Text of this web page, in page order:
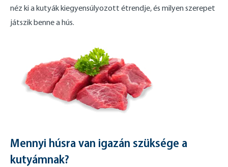
néz ki a kutyák kiegyensúlyozott étrendje, és milyen szerepet
játszik benne a hús.
Mennyi húsra van igazán szüksége a
kutyámnak?